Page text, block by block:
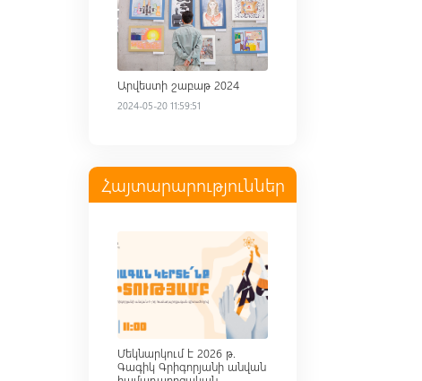
Արվեստի շաբաթ 2024
2024-05-20 11:59:51
Հայտարարություններ
Read more
Մեկնարկում է 2026 թ.
Գագիկ Գրիգորյանի անվան